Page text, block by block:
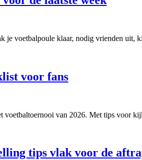
je voetbalpoule klaar, nodig vrienden uit,
voor fans
voetbaltoernooi van 2026. Met tips voor
tips vlak voor de